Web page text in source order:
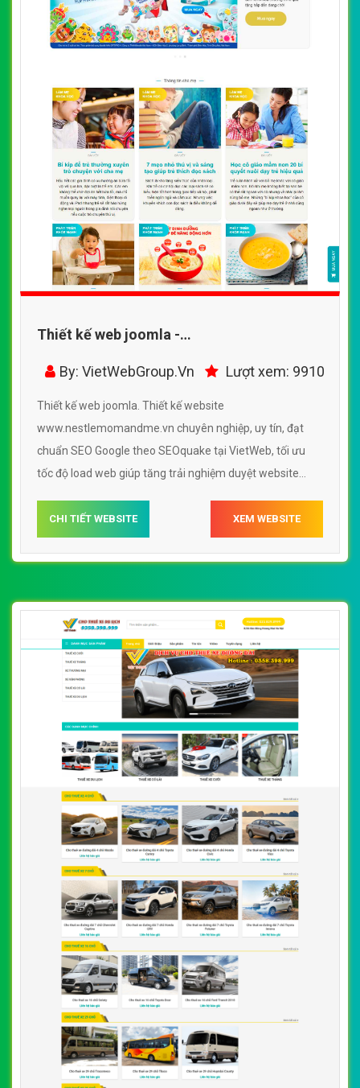
Thiết kế web joomla -
www.nestlemomandme.vn
By: VietWebGroup.Vn Lượt xem: 9910
Thiết kế web joomla. Thiết kế website
www.nestlemomandme.vn chuyên nghiệp, uy tín, đạt
chuẩn SEO Google theo SEOquake tại VietWeb, tối ưu
tốc độ load web giúp tăng trải nghiệm duyệt website
kiếm.
CHI TIẾT WEBSITE XEM WEBSITE